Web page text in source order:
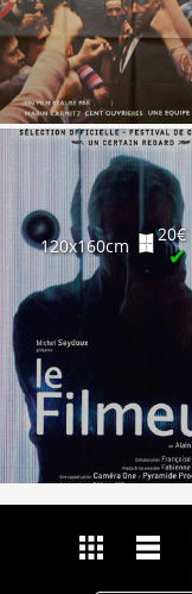
Vendre
120x160cm
20€
✔